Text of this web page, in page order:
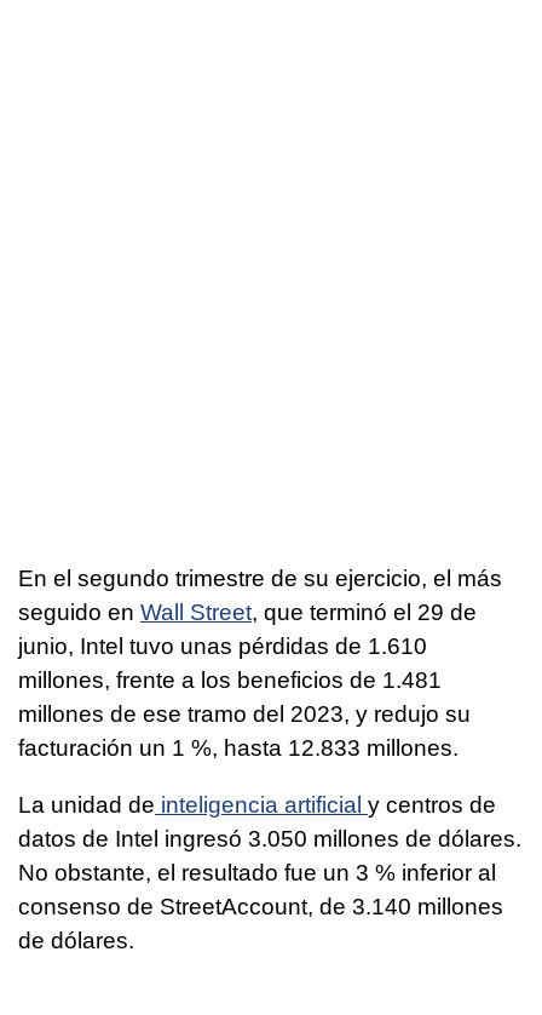
En el segundo trimestre de su ejercicio, el más
seguido en Wall Street, que terminó el 29 de
junio, Intel tuvo unas pérdidas de 1.610
millones, frente a los beneficios de 1.481
millones de ese tramo del 2023, y redujo su
facturación un 1 %, hasta 12.833 millones.
La unidad de inteligencia artificial y centros de
datos de Intel ingresó 3.050 millones de dólares.
No obstante, el resultado fue un 3 % inferior al
consenso de StreetAccount, de 3.140 millones
de dólares.